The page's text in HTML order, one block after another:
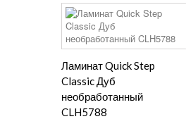
Ламинат Quick Step
Classic Дуб
необработанный
CLH5788